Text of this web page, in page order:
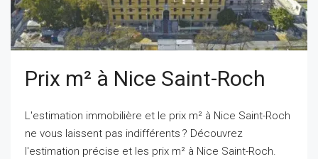
Prix m² à Nice Saint-Roch
L'estimation immobilière et le prix m² à Nice Saint-Roch
ne vous laissent pas indifférents ? Découvrez
l'estimation précise et les prix m² à Nice Saint-Roch.